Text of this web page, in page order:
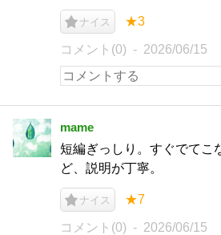
ナイス ★3
コメント(0) 2026/06/15
mame
短編ぎっしり。すぐでてこ
ど、説明が丁寧。
ナイス ★7
コメント(0) 2026/06/15